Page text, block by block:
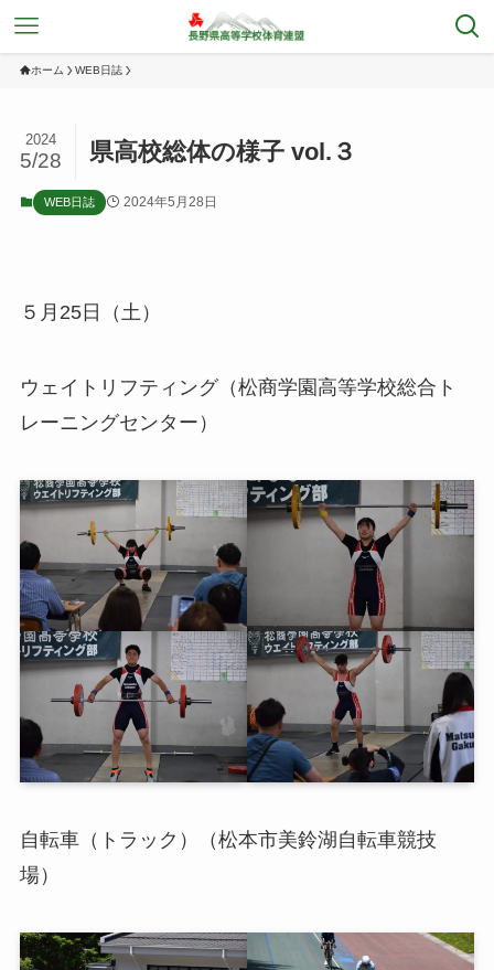
ホーム WEB日誌
県高校総体の様子 vol.３
2024
5/28
WEB日誌 2024年5月28日
５月25日（土）
ウェイトリフティング（松商学園高等学校総合ト
レーニングセンター）
自転車（トラック）（松本市美鈴湖自転車競技
場）